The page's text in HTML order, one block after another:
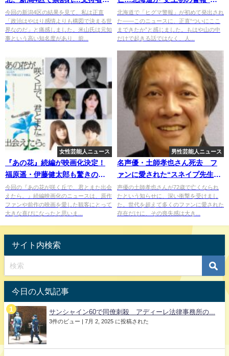
謝罪「もう言葉がない」の真相
今回の新潟4区の結果を見て、私は正直
「政治はやはり感情よりも構図で決まる世
界なのだ」と痛感しました。米山氏は元知
事という高い知名度があり、前...
出した理由とは？
北海道で「ヒグマ警報」が初めて発出され
た——このニュースに、正直“ついにここ
まできたか”と感じました。もはや山の中
だけで起きる話ではなく、人...
女性芸能人ニュース
『あの花』続編が映画化決定！
福原遥・伊藤健太郎も驚きのサ
プライズ発表
今回の『あの花が咲く丘で、君とまた出会
えたら。』続編映画化のニュースは、原作
ファンや前作の映画を愛した観客にとって
大きな喜びになったと思いま...
男性芸能人ニュース
名声優・土師孝也さん死去 フ
ァンに愛された“スネイプ先生の
声”と「北斗の拳」の衝撃的存在
感
声優の土師孝也さんが72歳で亡くなられ
たという知らせに、深い衝撃を受けまし
た。世代を超えて多くのファンに愛された
存在だけに、その喪失感は大き...
サイト内検索
今日の人気記事
サンシャイン60で同僚刺殺 アディーレ法律事務所の...
3件のビュー | 7月 2, 2025 に投稿された